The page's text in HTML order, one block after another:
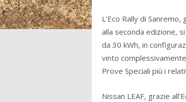
L’Eco Rally di
alla seconda edizione,
da 30 kWh, in
vinto
Prove Speciali più i
Nissan LEAF, grazie